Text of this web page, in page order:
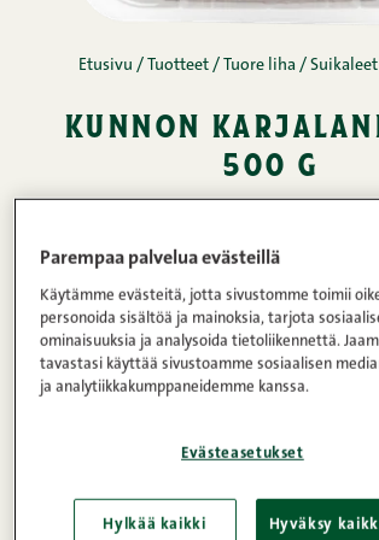
Etusivu / Tuotteet / Tuore liha /
kunnon
500 g
karjalanpaistin aineksina.
pakastamatonta ja GMO-
perhetilloilta. Hauduta uunissa
lämmöllä.
Lihapitoisuus
100%
Parempaa palvelua evästeillä
Käytämme evästeitä, jotta sivustomme toimii
personoida sisältöä ja mainoksia, tarjota
ominaisuuksia ja analysoida tietoliikennettä.
tavastasi käyttää sivustoamme sosiaalisen
ja analytiikkakumppaneidemme kanssa.
Evästeasetukset
Hylkää kaikki Hyväksy